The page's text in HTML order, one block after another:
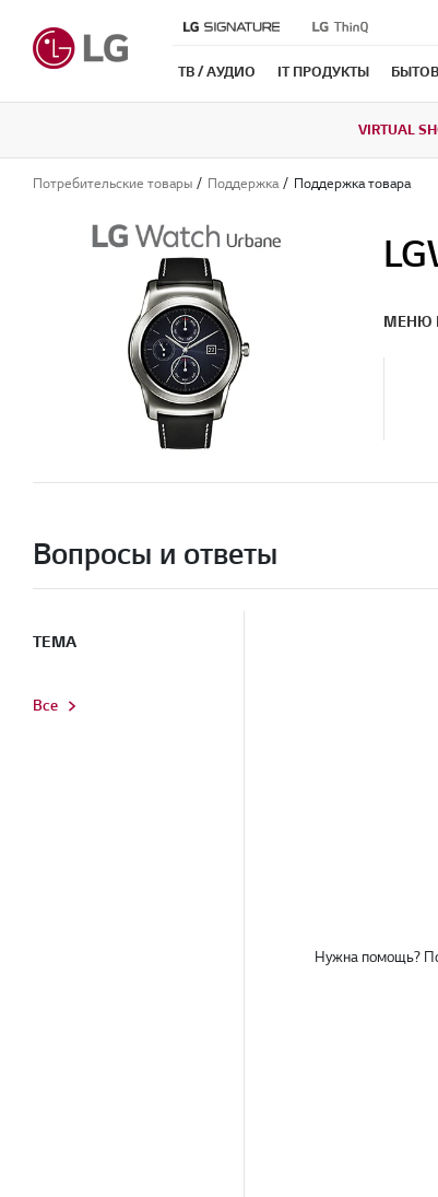
ТВ / АУДИО IT ПРОДУКТЫ
VIRTUAL
Потребительские товары Поддержка Поддержка товара
МЕНЮ
Вопросы и ответы
ТЕМА
Все
Нужна помощь?